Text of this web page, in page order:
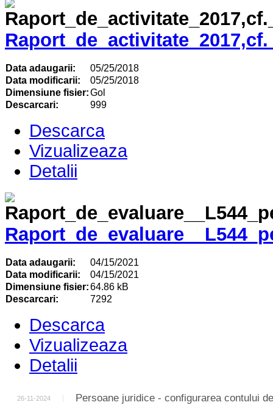
Data adaugarii:
05/25/2018
Data modificarii:
05/25/2018
Dimensiune fisier:Gol
Descarcari:
999
Descarca
Vizualizeaza
Detalii
Data adaugarii:
04/15/2021
Data modificarii:
04/15/2021
Dimensiune fisier:64.86 kB
Descarcari:
7292
Descarca
Vizualizeaza
Detalii
26-11-2024 Persoane juridice - configurarea contului